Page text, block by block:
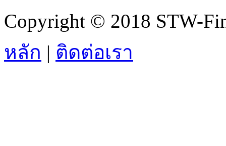
Copyright © 2018 STW-
หลัก | ติดต่อเรา